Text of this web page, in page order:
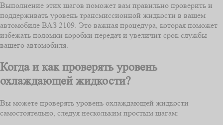
Выполнение этих шагов поможет вам правильно проверить и
поддерживать уровень трансмиссионной жидкости в вашем
автомобиле ВАЗ 2109. Это важная процедура, которая поможет
избежать поломки коробки передач и увеличит срок службы
вашего автомобиля.
Когда и как проверять уровень
охлаждающей жидкости?
Вы можете проверять уровень охлаждающей жидкости
самостоятельно, следуя нескольким простым шагам: